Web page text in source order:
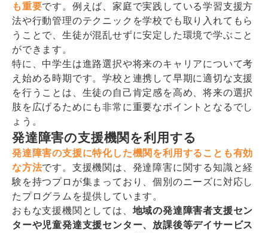
も重要です。例えば、家庭で実践している学習支援方
法や行動管理のテクニックを学校でも取り入れてもら
うことで、生徒が混乱せずに安定した環境で学ぶこと
ができます。
特に、中学生は進路選択や将来のキャリアについて考
え始める時期です。学校と連携して早期に適切な支援
を行うことは、生徒の自己肯定感を高め、将来の選択
肢を広げるためにも非常に重要なポイントとなるでし
ょう。
発達障害の支援機関を利用する
発達障害の支援に特化した機関を利用することも有効
な方法です。支援機関は、発達障害に関する知識と経
験を持つプロが集まっており、個別のニーズに対応し
たプログラムを提供しています。
おもな支援機関としては、 地域の発達障害者支援セン
ターや児童発達支援センター、放課後等デイサービス